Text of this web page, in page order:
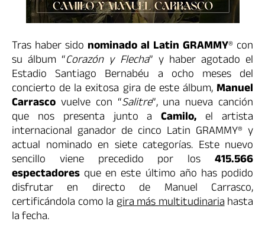
Tras haber sido nominado al Latin GRAMMY®️ con
su álbum “Corazón y Flecha” y haber agotado el
Estadio Santiago Bernabéu a ocho meses del
concierto de la exitosa gira de este álbum, Manuel
Carrasco vuelve con “Salitre”, una nueva canción
que nos presenta junto aCamilo, el artista
internacional ganador de cinco Latin GRAMMY®️ y
actual nominado en siete categorías. Este nuevo
sencillo viene precedido por los 415.566
espectadores que en este último año has podido
disfrutar en directo de Manuel Carrasco,
certificándola como lagira más multitudinariahasta
la fecha.